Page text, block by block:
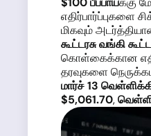
எதிர்பார்ப்புகளை
மிகவும்
கூட்டரசு வங்கி
கொள்கைக்கான
தரவுகளை
மார்ச் 13
$5,061.70,